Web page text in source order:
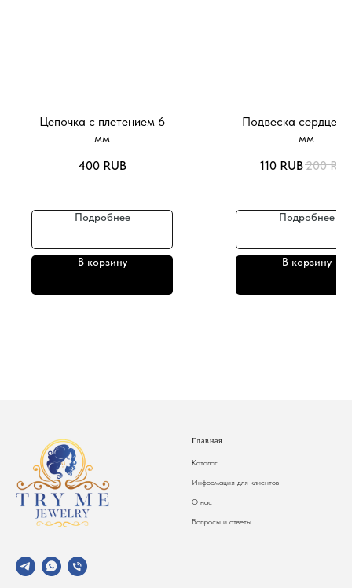
Цепочка с плетением 6
мм
400 RUB
Подробнее
В корзину
Подвеска сердце
мм
110 RUB200
Подробнее
В корзину
Главная
Каталог
Информация для клиентов
О нас
Вопросы и ответы